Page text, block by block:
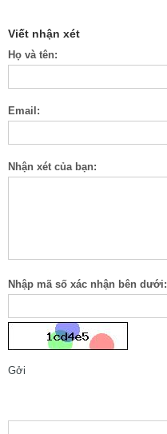
Viết nhận xét
Họ và tên:
Email:
Nhận xét của bạn:
Nhập mã số xác nhận bên dưới:
Gởi